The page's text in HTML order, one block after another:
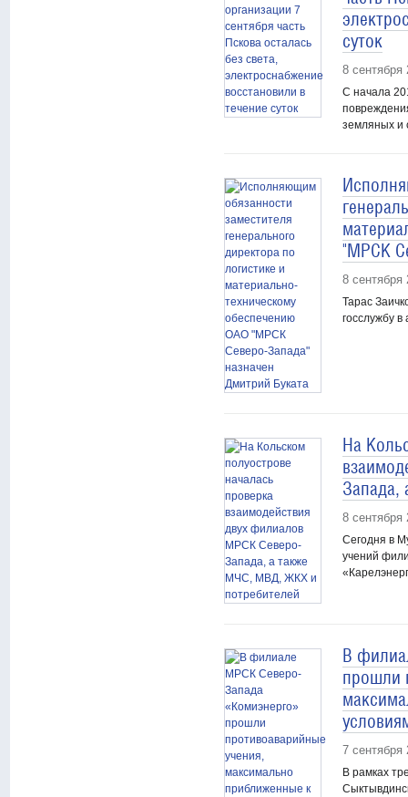
суток
8 сентября
С начала
земляных и
"МРСК
8 сентября
Тарас
госслужбу
На
8 сентября
Сегодня в
учений
В
прошли
7 сентября
В рамках